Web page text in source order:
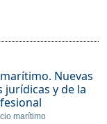
Nuevas
jurídicas y de la
marítimo